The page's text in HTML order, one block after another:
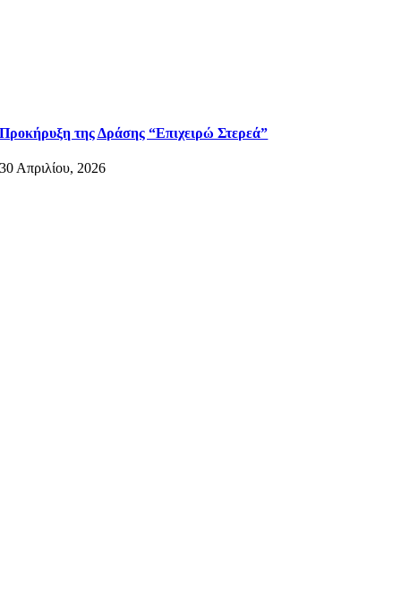
Προκήρυξη της Δράσης “Επιχειρώ Στερεά”
30 Απριλίου, 2026